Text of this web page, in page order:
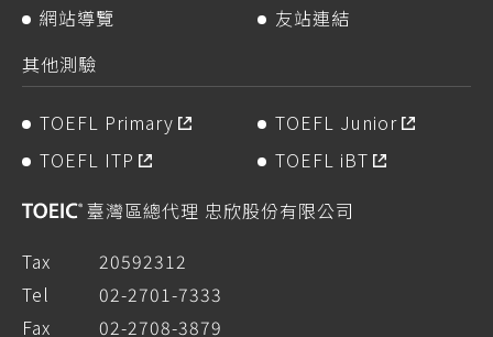
網站導覽
友站連結
其他測驗
TOEFL Primary
TOEFL Junior
TOEFL ITP
TOEFL iBT
臺灣區總代理 忠欣股份有限公司
Tax
20592312
Tel
02-2701-7333
Fax
02-2708-3879